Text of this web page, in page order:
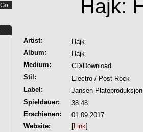
Hajk:
Artist:
Hajk
Album:
Hajk
Medium:
CD/Download
Stil:
Electro / Post Rock
Label:
Jansen Plateproduksjon
Spieldauer:
38:48
Erschienen:
01.09.2017
Website:
[Link]